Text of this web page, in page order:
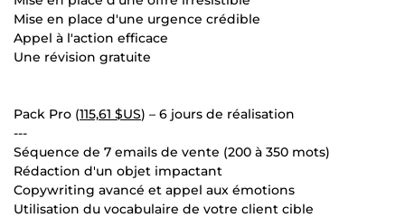
Mise en place d'une urgence crédible
Appel à l'action efficace
Une révision gratuite
Pack Pro (115,61 $US) – 6 jours de réalisation
---
Séquence de 7 emails de vente (200 à 350 mots)
Rédaction d'un objet impactant
Copywriting avancé et appel aux émotions
Utilisation du vocabulaire de votre client cible